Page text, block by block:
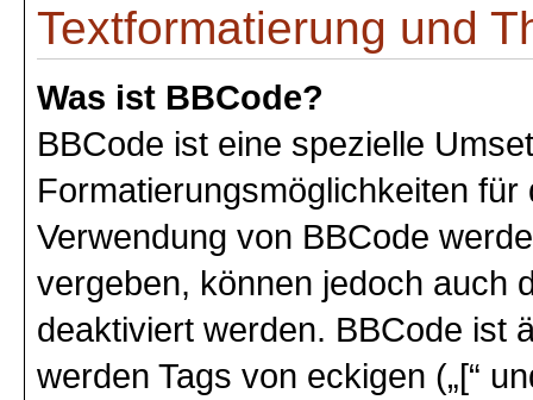
Textformatierung und
Was ist BBCode?
BBCode ist eine spezielle
Formatierungsmöglichkeiten
Verwendung von BBCode
vergeben, können jedoch auch
deaktiviert werden. BBCode ist
werden Tags von eckigen („[“